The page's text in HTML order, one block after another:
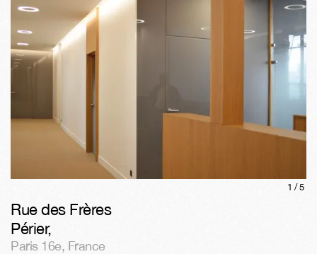
1/5
Rue des Frères
Périer,
Paris 16e, France